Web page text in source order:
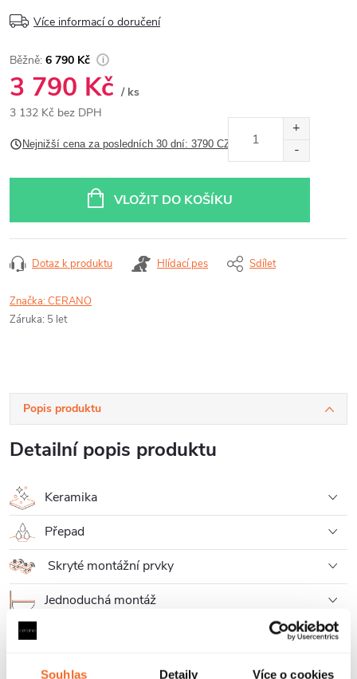
Souhlas Detaily Více o cookies
Více informací o doručení
6 790 Kč
3 790 Kč / ks
3 132 Kč bez DPH
cena:Nejnižší cena za posledních 30 dní: 3790 CZK
VLOŽIT DO KOŠÍKU
Dotaz k produktu Hlídací pes Sdílet
Značka:CERANO
Záruka: 5 let
Popis produktu
Detailní popis produktu
Keramika
Přepad
Skryté montážní prvky
Jednoduchá montáž
UV odolnost